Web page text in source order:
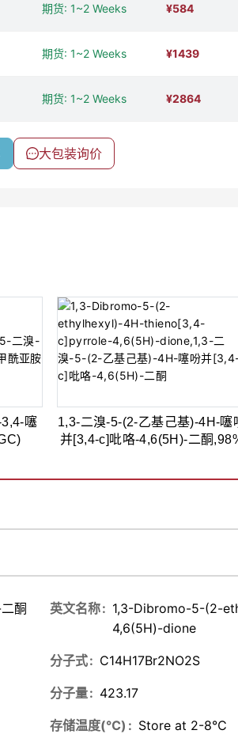
期货: 1~2 Weeks ¥584
期货: 1~2 Weeks ¥1439
期货: 1~2 Weeks ¥2864
大包装询价
噻
1,3-二溴-5-(2-乙基己基)-4H-噻
并[3,4-c]吡咯-4,6(5H)-二酮
酮 英文名称
1,3-Dibromo-5-(2-
4,6(5H)-dione
分子式 C14H17Br2NO2S
分子量 423.17
存储温度(℃) Store at 2-8℃